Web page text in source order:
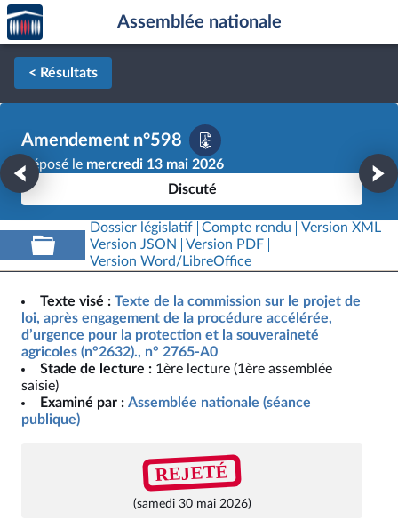
Aller au contenu
Aller en bas de la page
Accèder
à la
page
d'accueil
Assemblée nationale
< Résultats
Amendement n°598
Déposé le mercredi 13 mai 2026
Discuté
Dossier législatif Compte rendu
Version XML
Version JSON
Version PDF
Version Word/LibreOffice
Texte visé : Texte de la commission sur le projet de
loi, après engagement de la procédure accélérée,
d’urgence pour la protection et la souveraineté
agricoles (n°2632)., n° 2765-A0
Stade de lecture : 1ère lecture (1ère assemblée
saisie)
Examiné par : Assemblée nationale (séance
publique)
REJETÉ
(samedi 30 mai 2026)